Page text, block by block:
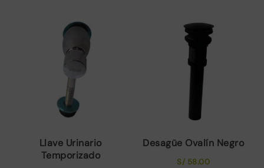
Llave Urinario
Temporizado
Desagüe Ovalín Negro
S/ 58.00